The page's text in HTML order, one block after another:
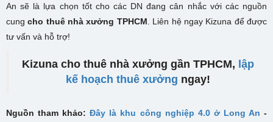
An sẽ là lựa chọn tốt cho các DN đang cân nhắc với các nguồn
cungcho thuê nhà xưởng TPHCM . Liên hệ ngay Kizuna để được
tư vấn và hỗ trợ!
Kizuna cho thuê nhà xưởng gần TPHCM, lập
kế hoạch thuê xưởng ngay!
Nguồn tham khảo:Đây là khu công nghiệp 4.0 ở Long An -